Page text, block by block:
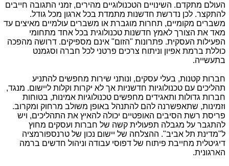
העולם מתקדם. השינויים הטכנולוגיים מהירים, זמני התגובה חייבים
להתקצר. לכן נדרשת חדשנות מתמדת בכל ארגון מכל גודל.
משברים מקומיים, תחרות מוגברת או משברים עולמיים מאיצים עד
מאד את הצורך לאמץ חדשנות טכנולוגית בכל אחד מתחומי
הפעילות העסקית. פתרונות "הזום" אינם מספיקים. דרושה מהפכה
כוללת ברמת אפיון וניתוח צרכים פרטני לכל חברה וסגמנט
בתעשייה.
חברות קטנות, בעלי עסקים, ונותני שירות מחפשים להתניע
תהליכים עם טכנולוגיות חדשניות אך לא יקרות וקלות ליישום. מנגד,
חברות גדולות ותאגידים מחפשים טכנולוגיות אמינות, בטוחות
וזמינות, שתאפשרנה להם להתנהל באופן משולב מרחוק ומקרוב.
פריסת רשת הסיבים האופטיים יכולה להאיץ את התהליכים, ויש
להתגבר על מגבלה תפעולית קשה של חברות ועסקים מחוץ
ל"מדינת תל אביב". ההצלחה של יישום נכון של טרנספורמציה
דיגיטלית מחייבת פיתוח של דפוסי עבודה וניהול חדשים ברמה
הארגונית.